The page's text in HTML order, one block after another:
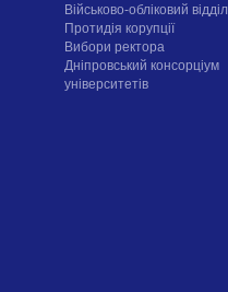
Військово-обліковий відділ
Протидія корупції
Вибори ректора
Дніпровський консорціум
університетів